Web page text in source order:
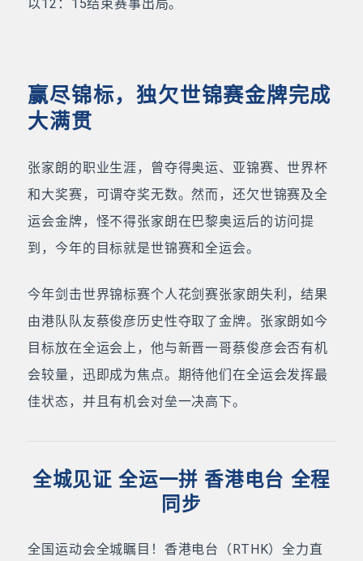
以12：15结束赛事出局。
赢尽锦标，独欠世锦赛金牌完成
大满贯
张家朗的职业生涯，曾夺得奥运、亚锦赛、世界杯
和大奖赛，可谓夺奖无数。然而，还欠世锦赛及全
运会金牌，怪不得张家朗在巴黎奥运后的访问提
到，今年的目标就是世锦赛和全运会。
今年剑击世界锦标赛个人花剑赛张家朗失利，结果
由港队队友蔡俊彦历史性夺取了金牌。张家朗如今
目标放在全运会上，他与新晋一哥蔡俊彦会否有机
会较量，迅即成为焦点。期待他们在全运会发挥最
佳状态，并且有机会对垒一决高下。
全城见证 全运一拼 香港电台 全程
同步
全国运动会全城瞩目！香港电台（RTHK）全力直